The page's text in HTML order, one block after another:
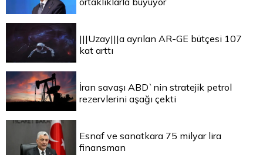
|||Uzay|||a ayrılan AR-GE bütçesi 107
kat arttı
İran savaşı ABD`nin stratejik petrol
rezervlerini aşağı çekti
Esnaf ve sanatkara 75 milyar lira
finansman